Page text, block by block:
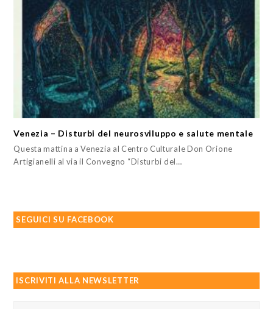
Venezia – Disturbi del neurosviluppo e salute mentale
Questa mattina a Venezia al Centro Culturale Don Orione
Artigianelli al via il Convegno “Disturbi del…
SEGUICI SU FACEBOOK
ISCRIVITI ALLA NEWSLETTER